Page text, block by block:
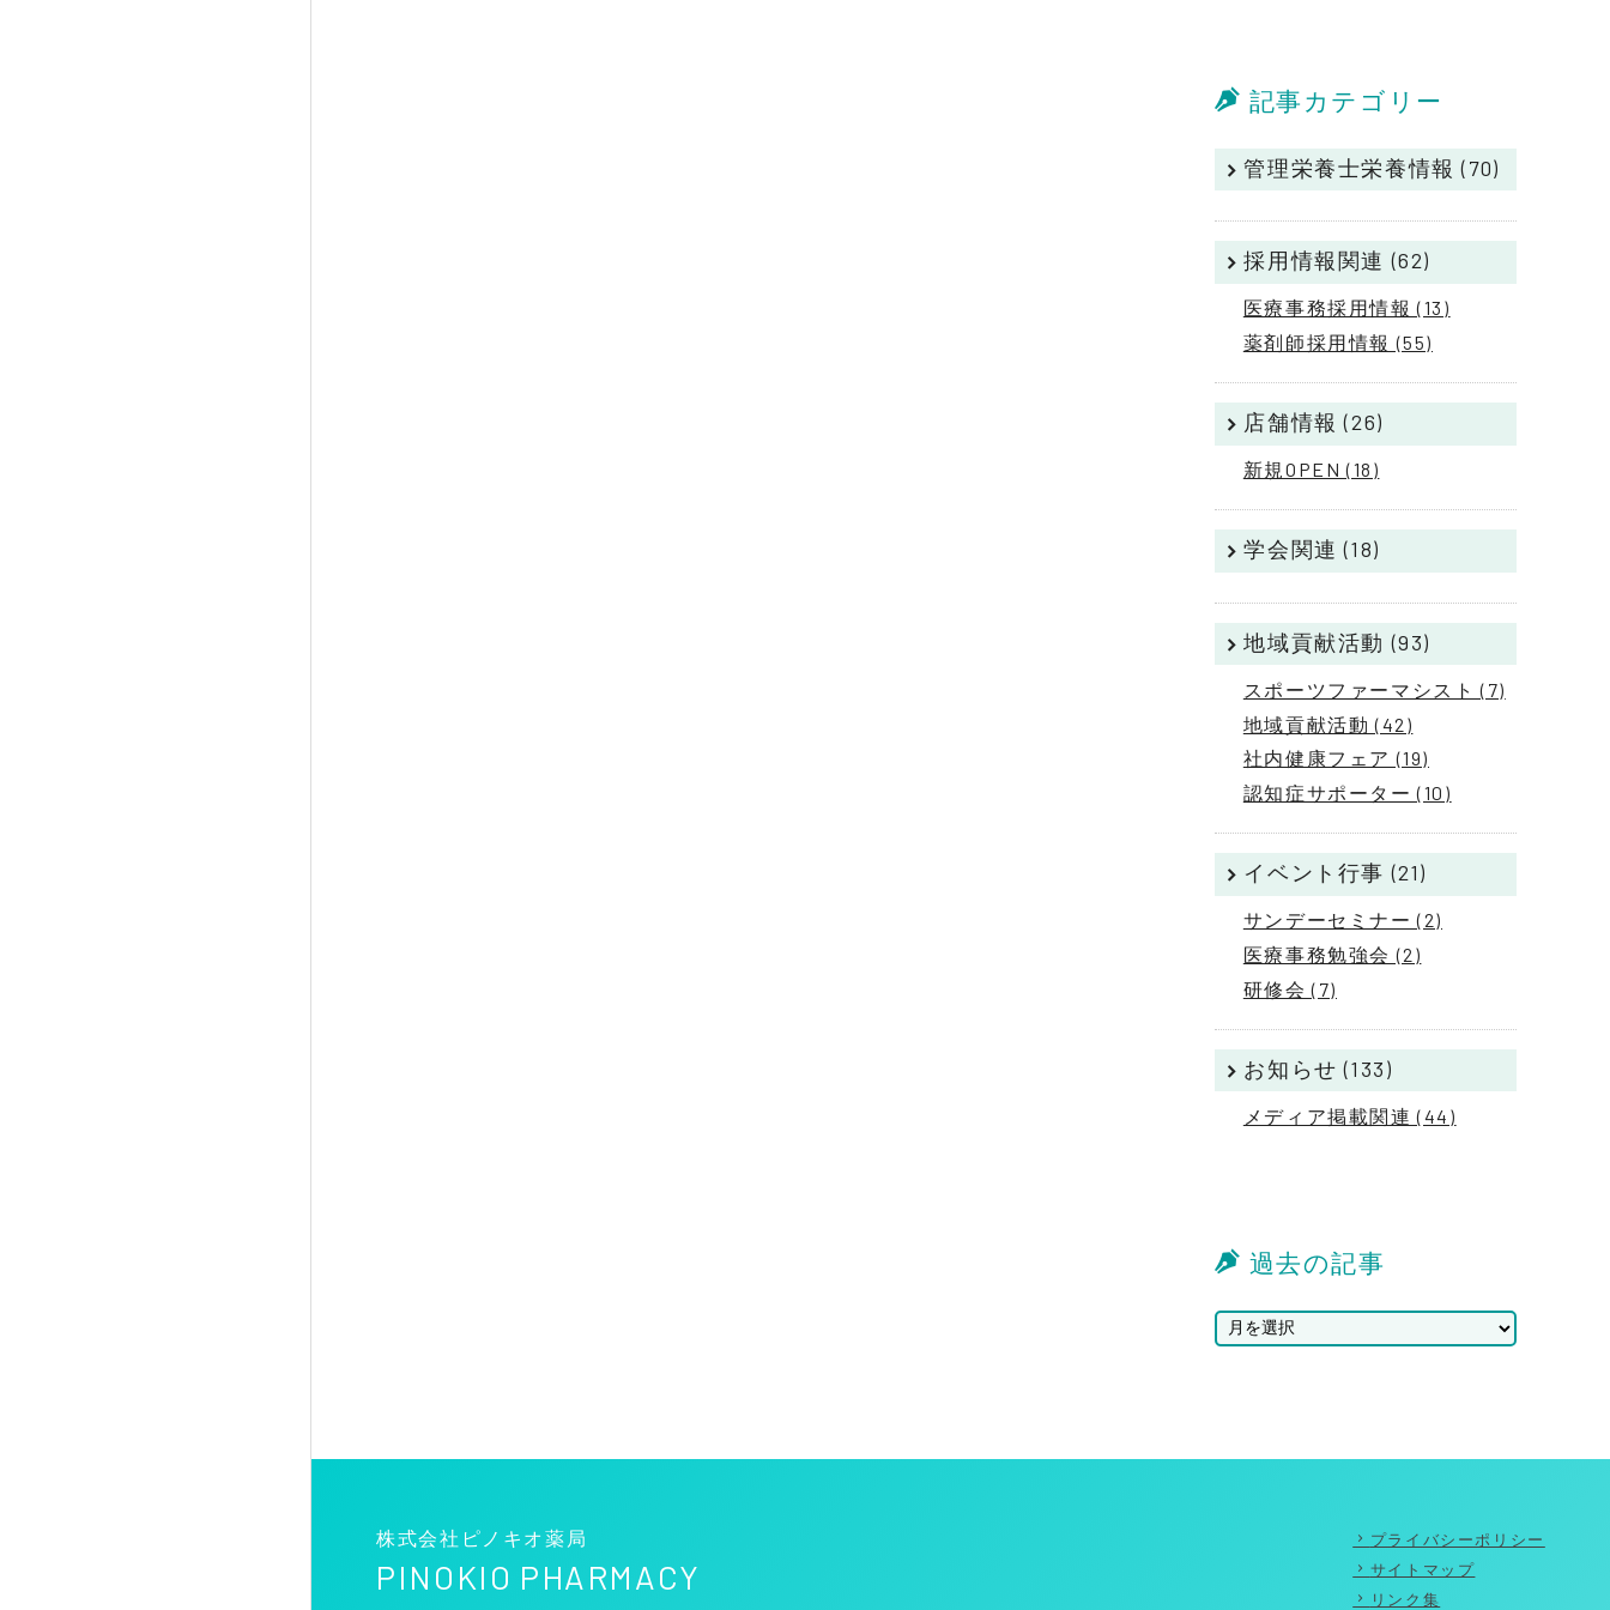
記事カテゴリー
管理栄養士栄養情報 (70)
採用情報関連 (62)
医療事務採用情報 (13)
薬剤師採用情報 (55)
店舗情報 (26)
新規OPEN (18)
学会関連 (18)
地域貢献活動 (93)
スポーツファーマシスト (7)
地域貢献活動 (42)
社内健康フェア (19)
認知症サポーター (10)
イベント行事 (21)
サンデーセミナー (2)
医療事務勉強会 (2)
研修会 (7)
お知らせ (133)
メディア掲載関連 (44)
過去の記事
プライバシーポリシー
サイトマップ
リンク集
株式会社ピノキオ薬局
PINOKIO PHARMACY